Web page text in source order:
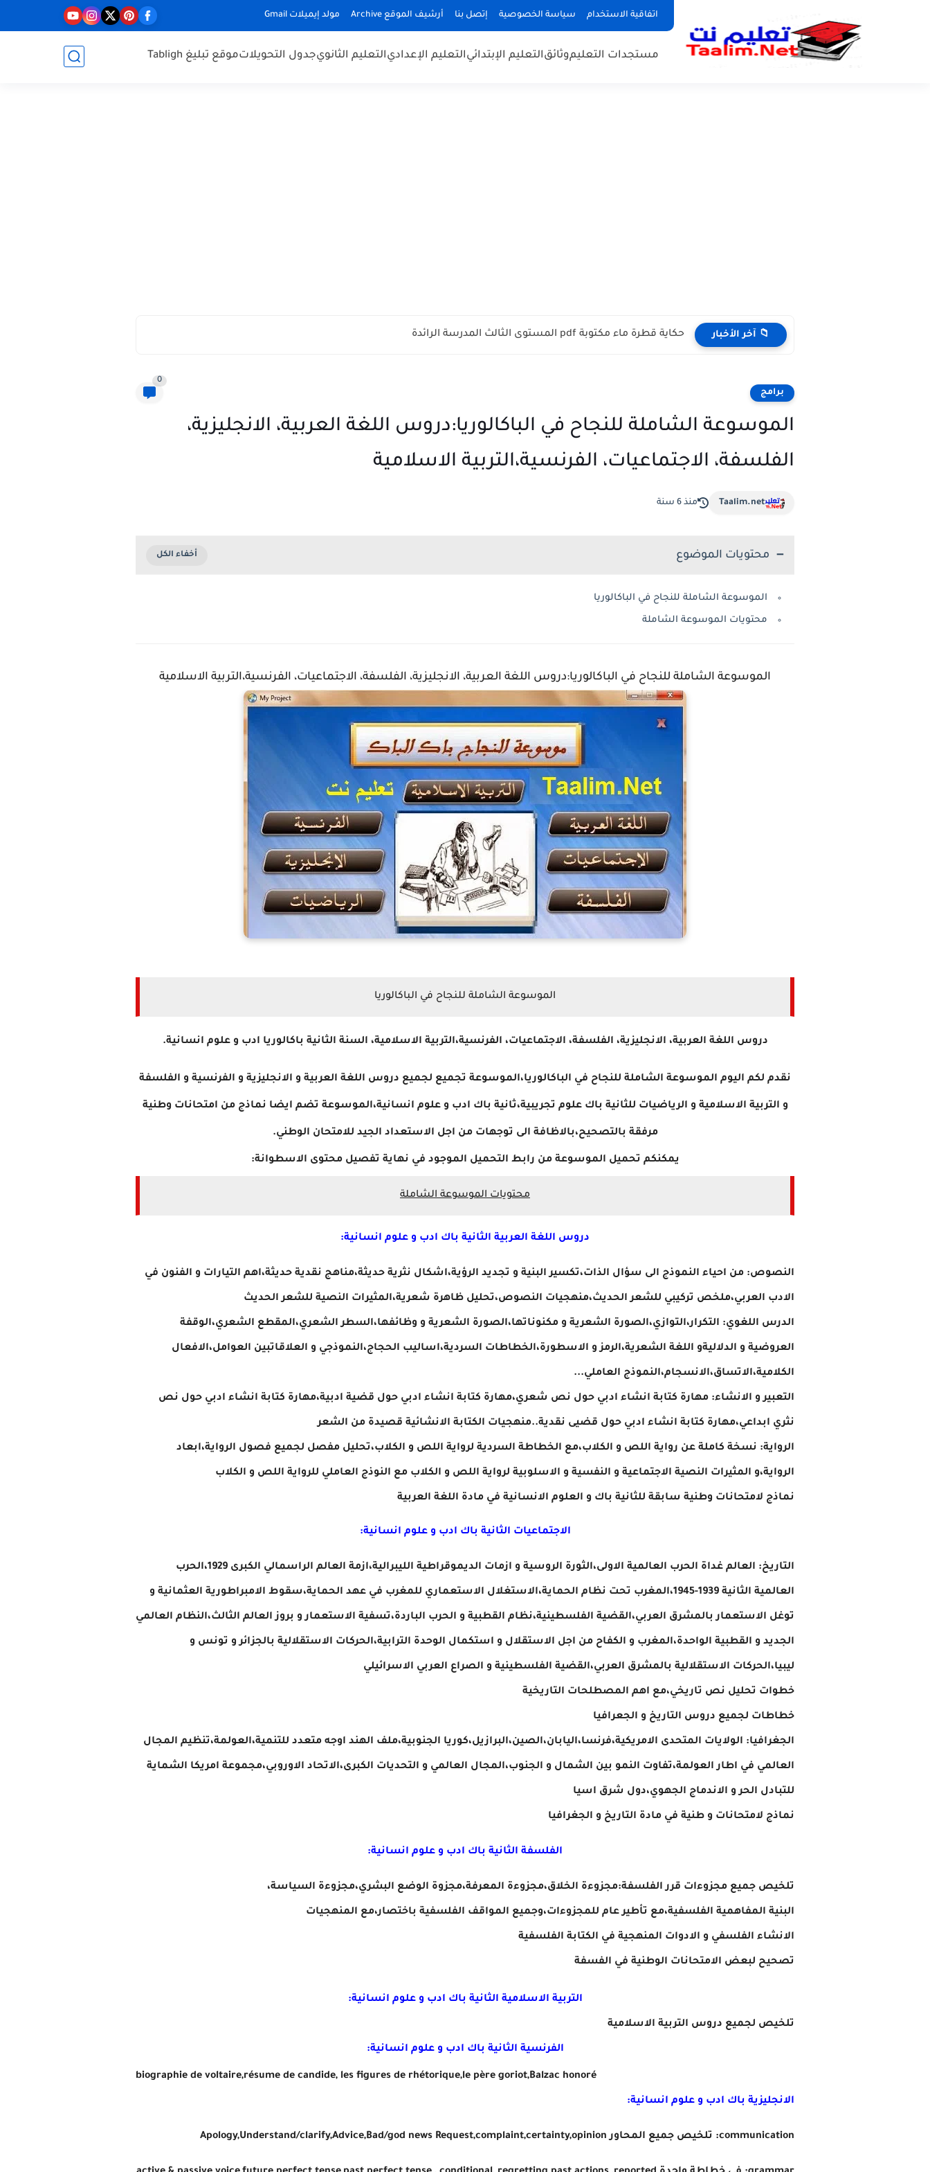
اتفاقية الاستخدام سياسة الخصوصية إتصل بنا أرشيف الموقع Archive مولد إيميلات Gmail
مستجدات التعليموثائقالتعليم الإبتدائيالتعليم الإعداديالتعليم الثانويجدول التحويلاتموقع تبليغ Tabligh
📁 آخر الأخبار حكاية قطرة ماء مكتوبة pdf المستوى الثالث المدرسة الرائدة
برامج
0
الموسوعة الشاملة للنجاح في الباكالوريا:دروس اللغة العربية، الانجليزية،
الفلسفة، الاجتماعيات، الفرنسية،التربية الاسلامية
Taalim.net منذ 6 سنة
محتويات الموضوع
الموسوعة الشاملة للنجاح في الباكالوريا
محتويات الموسوعة الشاملة
الموسوعة الشاملة للنجاح في الباكالوريا:دروس اللغة العربية، الانجليزية، الفلسفة، الاجتماعيات، الفرنسية،التربية الاسلامية
الموسوعة الشاملة للنجاح في الباكالوريا
دروس اللغة العربية، الانجليزية، الفلسفة، الاجتماعيات، الفرنسية،التربية الاسلامية، السنة الثانية باكالوريا ادب و علوم انسانية.
نقدم لكم اليوم الموسوعة الشاملة للنجاح في الباكالوريا،الموسوعة تجميع لجميع دروس اللغة العربية و الانجليزية و الفرنسية و الفلسفة
و التربية الاسلامية و الرياضيات للثانية باك علوم تجريبية،ثانية باك ادب و علوم انسانية،الموسوعة تضم ايضا نماذج من امتحانات وطنية
مرفقة بالتصحيح،بالاظافة الى توجهات من اجل الاستعداد الجيد للامتحان الوطني.
يمكنكم تحميل الموسوعة من رابط التحميل الموجود في نهاية تفصيل محتوى الاسطوانة:
محتويات الموسوعة الشاملة
دروس اللغة العربية الثانية باك ادب و علوم انسانية:
النصوص: من احياء النموذج الى سؤال الذات،تكسير البنية و تجديد الرؤية،اشكال نثرية حديثة،مناهج نقدية حديثة،اهم التيارات و الفنون في
الادب العربي،ملخص تركيبي للشعر الحديث،منهجيات النصوص،تحليل ظاهرة شعرية،المثيرات النصية للشعر الحديث
الدرس اللغوي: التكرار،التوازي،الصورة الشعرية و مكنوناتها،الصورة الشعرية و وظائفها،السطر الشعري،المقطع الشعري،الوقفة
العروضية و الدلاليةو اللغة الشعرية،الرمز و الاسطورة،الخطاطات السردية،اساليب الحجاج،النموذجي و العلاقاتبين العوامل،الافعال
الكلامية،الاتساق،الانسجام،النموذج العاملي...
التعبير و الانشاء: مهارة كتابة انشاء ادبي حول نص شعري،مهارة كتابة انشاء ادبي حول قضية ادبية،مهارة كتابة انشاء ادبي حول نص
نثري ابداعي،مهارة كتابة انشاء ادبي حول قضيى نقدية..منهجيات الكتابة الانشائية قصيدة من الشعر
الرواية: نسخة كاملة عن رواية اللص و الكلاب،مع الخطاطة السردية لرواية اللص و الكلاب،تحليل مفصل لجميع فصول الرواية،ابعاد
الرواية،و المثيرات النصية الاجتماعية و النفسية و الاسلوبية لرواية اللص و الكلاب مع النوذج العاملي للرواية اللص و الكلاب
نماذج لامتحانات وطنية سابقة للثانية باك و العلوم الانسانية في مادة اللغة العربية
الاجتماعيات الثانية باك ادب و علوم انسانية:
التاريخ: العالم غداة الحرب العالمية الاولى،الثورة الروسية و ازمات الديموقراطية الليبرالية،ازمة العالم الراسمالي الكبرى 1929،الحرب
العالمية الثانية 1939-1945،المغرب تحت نظام الحماية،الاستغلال الاستعماري للمغرب في عهد الحماية،سقوط الامبراطورية العثمانية و
توغل الاستعمار بالمشرق العربي،القضية الفلسطينية،نظام القطبية و الحرب الباردة،تسفية الاستعمار و بروز العالم الثالث،النظام العالمي
الجديد و القطبية الواحدة،المغرب و الكفاح من اجل الاستقلال و استكمال الوحدة الترابية،الحركات الاستقلالية بالجزائر و تونس و
ليبيا،الحركات الاستقلالية بالمشرق العربي،القضية الفلسطينية و الصراع العربي الاسرائيلي
خطوات تحليل نص تاريخي،مع اهم المصطلحات التاريخية
خطاطات لجميع دروس التاريخ و الجعرافيا
الجغرافيا: الولايات المتحدى الامريكية،فرنسا،اليابان،الصين،البرازيل،كوريا الجنوبية،ملف الهند اوجه متعدد للتنمية،العولمة،تنظيم المجال
العالمي في اطار العولمة،تفاوت النمو بين الشمال و الجنوب،المجال العالمي و التحديات الكبرى،الاتحاد الاوروبي،مجموعة امريكا الشماية
للتبادل الحر و الاندماج الجهوي،دول شرق اسيا
نماذج لامتحانات و طنية في مادة التاريخ و الجغرافيا
الفلسفة الثانية باك ادب و علوم انسانية:
تلخيص جميع مجزوءات قرر الفلسفة:مجزوءة الخلاق،مجزوءة المعرفة،مجزوة الوضع البشري،مجزوءة السياسة،
البنية المفاهمية الفلسفية،مع تأطير عام للمجزوءات،وجميع المواقف الفلسفية باختصار،مع المنهجيات
الانشاء الفلسفي و الادوات المنهجية في الكتابة الفلسفية
تصحيح لبعض الامتحانات الوطنية في الفسفة
التربية الاسلامية الثانية باك ادب و علوم انسانية:
تلخيص لجميع دروس التربية الاسلامية
الفرنسية الثانية باك ادب و علوم انسانية:
الانجليزية باك ادب و علوم انسانية:
communication: تلخيص جميع المحاور Apology,Understand/clarify,Advice,Bad/god news Request,complaint,certainty,opinion